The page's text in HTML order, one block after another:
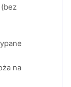
(bez
na